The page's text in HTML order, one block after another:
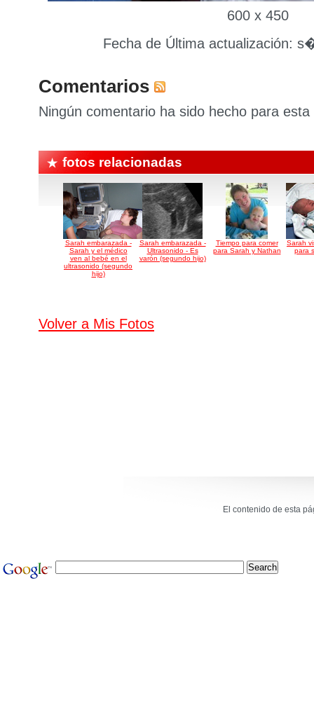
600 x 450
Fecha de Última actualización:
Comentarios
Ningún comentario ha sido hecho para esta
fotos relacionadas
Sarah embarazada -
Sarah y el médico
ven al bebé en el
ultrasonido (segundo
hijo)
Sarah embarazada -
Ultrasonido - Es
varón (segundo hijo)
Tiempo para comer
para Sarah y Nathan
Sarah
para
Volver a Mis Fotos
El contenido de esta